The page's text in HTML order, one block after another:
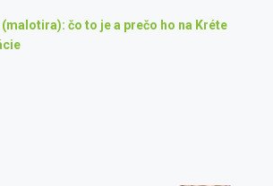
čo to je a prečo ho na Kréte